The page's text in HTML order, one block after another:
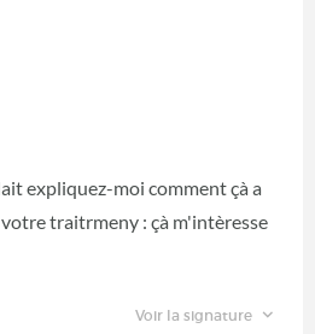
expliquez-moi comment çà a
traitrmeny : çà m'intèresse
Voir la signature